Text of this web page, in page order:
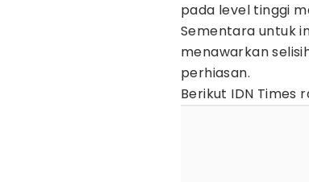
pada level tinggi
Sementara untuk
menawarkan
perhiasan.
Berikut IDN Times